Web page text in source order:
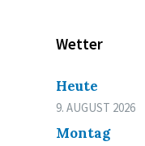
Wetter
Heute
9. AUGUST 2026
Montag